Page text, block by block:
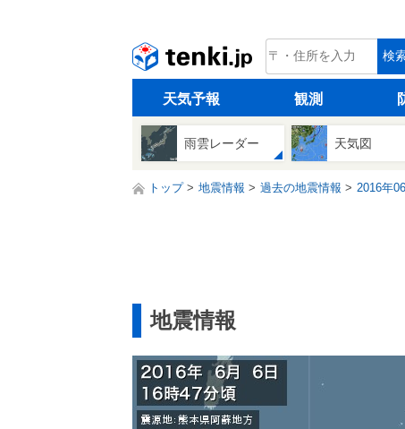
tenki.jp 検
天気予報 観測
雨雲レーダー 天気図
トップ 地震情報 過去の地震情報 2016年
地震情報